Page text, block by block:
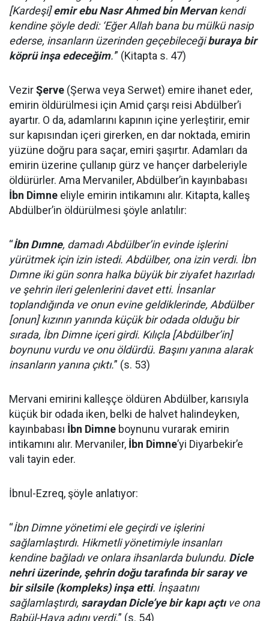
[Kardeşi]emir ebu Nasr Ahmed bin Mervankendi
kendine şöyle dedi: ‘Eğer Allah bana bu mülkü nasip
ederse, insanların üzerinden geçebileceğiburaya bir
köprü inşa edeceğim.'” (Kitapta s. 47)
VezirŞerve (Şerwa veya Serwet) emire ihanet eder,
emirin öldürülmesi için Amid çarşı reisi Abdülber’i
ayartır. O da, adamlarını kapının içine yerleştirir, emir
sur kapısından içeri girerken, en dar noktada, emirin
yüzüne doğru para saçar, emiri şaşırtır. Adamları da
emirin üzerine çullanıp gürz ve hançer darbeleriyle
öldürürler. Ama Mervaniler, Abdülber’in kayınbabası
İbn Dimne eliyle emirin intikamını alır. Kitapta, kalleş
Abdülber’in öldürülmesi şöyle anlatılır:
“İbn Dımne, damadı Abdülber’in evinde işlerini
yürütmek için izin istedi. Abdülber, ona izin verdi. İbn
Dımne iki gün sonra halka büyük bir ziyafet hazırladı
ve şehrin ileri gelenlerini davet etti. İnsanlar
toplandığında ve onun evine geldiklerinde, Abdülber
[onun] kızının yanında küçük bir odada olduğu bir
sırada, İbn Dimne içeri girdi. Kılıçla [Abdülber’in]
boynunu vurdu ve onu öldürdü. Başını yanına alarak
insanların yanına çıktı.” (s. 53)
Mervani emirini kalleşçe öldüren Abdülber, karısıyla
küçük bir odada iken, belki de halvet halindeyken,
kayınbabası İbn Dimne boynunu vurarak emirin
intikamını alır. Mervaniler, İbn Dimne’yi Diyarbekir’e
vali tayin eder.
İbnul-Ezreq, şöyle anlatıyor:
“İbn Dimne yönetimi ele geçirdi ve işlerini
sağlamlaştırdı. Hikmetli yönetimiyle insanları
kendine bağladı ve onlara ihsanlarda bulundu. Dicle
nehri üzerinde, şehrin doğu tarafında bir saray ve
bir silsile (kompleks) inşa etti. İnşaatını
sağlamlaştırdı, saraydan Dicle’ye bir kapı açtıve ona
Babül-Hava adını verdi.” (s. 54)